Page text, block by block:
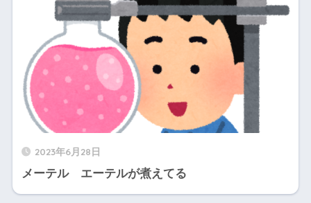
2023年6月28日
メーテル エーテルが煮えてる